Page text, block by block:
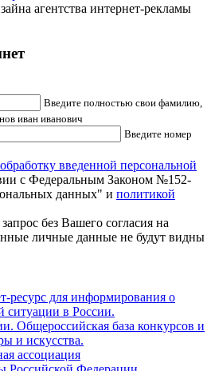
агентства интернет-рекламы
Введите полностью свои фамилию,
иван иванович
Введите номер
введенной персональной
с Федеральным Законом №152-
данных" и политикой
без Вашего согласия на
личные данные не будут видны